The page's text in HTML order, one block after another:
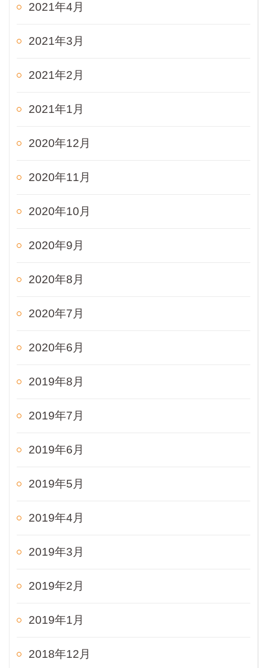
2021年4月
2021年3月
2021年2月
2021年1月
2020年12月
2020年11月
2020年10月
2020年9月
2020年8月
2020年7月
2020年6月
2019年8月
2019年7月
2019年6月
2019年5月
2019年4月
2019年3月
2019年2月
2019年1月
2018年12月